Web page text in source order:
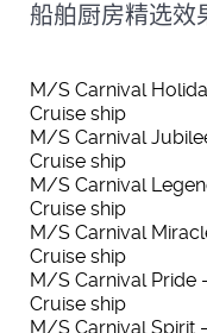
船舶厨房精选效
M/S Carnival
Cruise ship
M/S Carnival
Cruise ship
M/S Carnival
Cruise ship
M/S Carnival
Cruise ship
M/S Carnival Pride
Cruise ship
M/S Carnival Spirit